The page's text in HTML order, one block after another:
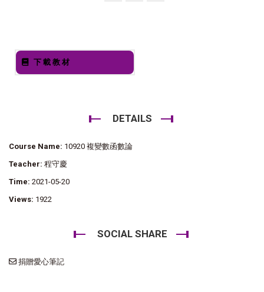
下載教材
DETAILS
Course Name: 10920 複變數函數論
Teacher: 程守慶
Time: 2021-05-20
Views: 1922
SOCIAL SHARE
捐贈愛心筆記